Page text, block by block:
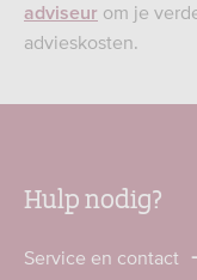
adviseur om je
advieskosten.
Hulp nodig?
Service en contact